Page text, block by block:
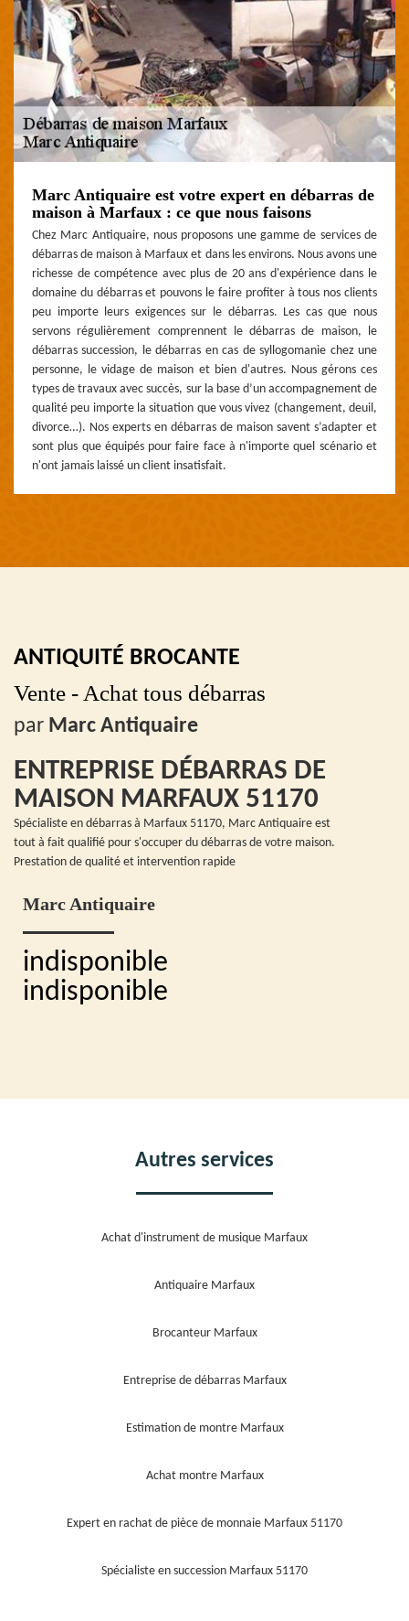
Marc Antiquaire est votre expert en débarras de
maison à Marfaux : ce que nous faisons
Chez Marc Antiquaire, nous proposons une gamme de services de
débarras de maison à Marfaux et dans les environs. Nous avons une
richesse de compétence avec plus de 20 ans d'expérience dans le
domaine du débarras et pouvons le faire profiter à tous nos clients
peu importe leurs exigences sur le débarras. Les cas que nous
servons régulièrement comprennent le débarras de maison, le
débarras succession, le débarras en cas de syllogomanie chez une
personne, le vidage de maison et bien d'autres. Nous gérons ces
types de travaux avec succès, sur la base d’un accompagnement de
qualité peu importe la situation que vous vivez (changement, deuil,
divorce…). Nos experts en débarras de maison savent s’adapter et
sont plus que équipés pour faire face à n'importe quel scénario et
n'ont jamais laissé un client insatisfait.
ANTIQUITÉ BROCANTE
Vente - Achat tous débarras
par Marc Antiquaire
ENTREPRISE DÉBARRAS DE
MAISON MARFAUX 51170
Spécialiste en débarras à Marfaux 51170, Marc Antiquaire est
tout à fait qualifié pour s'occuper du débarras de votre maison.
Prestation de qualité et intervention rapide
Marc Antiquaire
indisponible
indisponible
Autres services
Achat d'instrument de musique Marfaux
Antiquaire Marfaux
Brocanteur Marfaux
Entreprise de débarras Marfaux
Estimation de montre Marfaux
Achat montre Marfaux
Expert en rachat de pièce de monnaie Marfaux 51170
Spécialiste en succession Marfaux 51170